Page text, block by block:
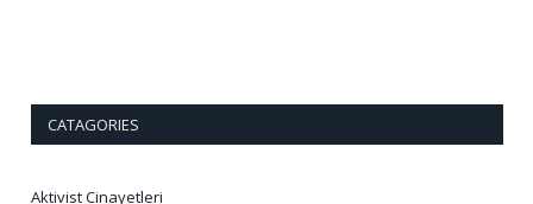
CATAGORIES
Aktivist Cinayetleri